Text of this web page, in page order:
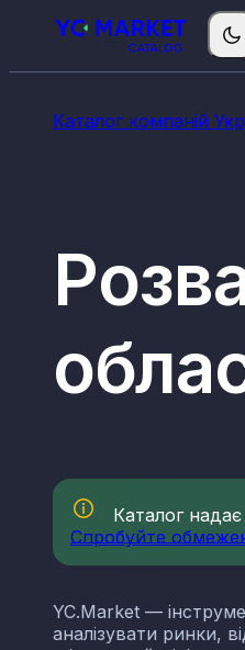
Каталог компаній
Каталог
Спробуйте
YC.Market —
аналізувати ринки,